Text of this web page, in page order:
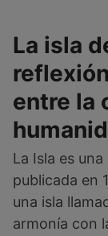
La isla
entre la
La Isla es
publicada en
una isla
armonía con